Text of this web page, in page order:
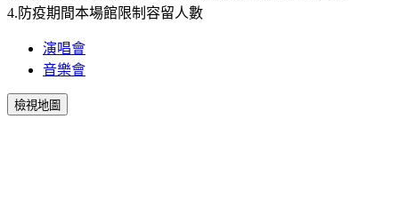
4.防疫期間本場館限制容留人數
演唱會
音樂會
檢視地圖